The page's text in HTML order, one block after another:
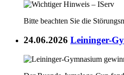
Bitte beachten Sie die
24.06.2026 Leininger-